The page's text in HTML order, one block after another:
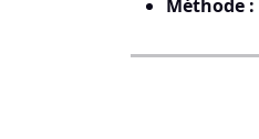
Méthode :